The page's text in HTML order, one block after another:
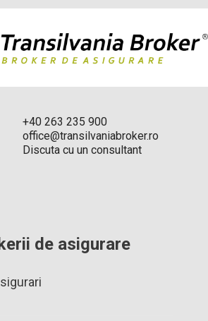
+40 263 235 900
office@transilvaniabroker.ro
Discuta cu un consultant
de asigurare